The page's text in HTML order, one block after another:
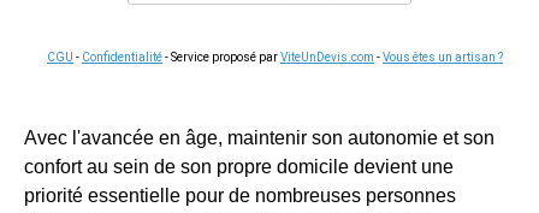
CGU - Confidentialité- Service proposé parViteUnDevis.com -Vous êtes un artisan ?
Avec l'avancée en âge, maintenir son autonomie et son
confort au sein de son propre domicile devient une
priorité essentielle pour de nombreuses personnes